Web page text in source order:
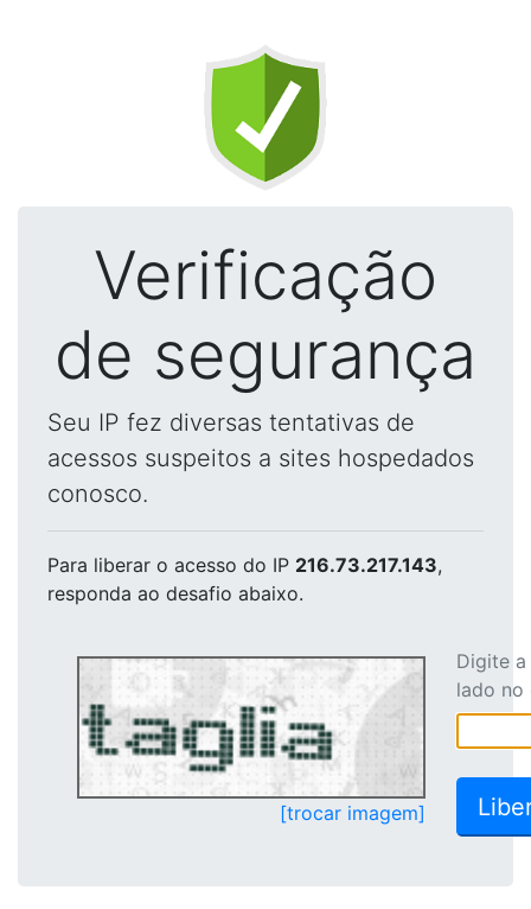
Verificação
de segurança
Seu IP fez diversas tentativas de
acessos suspeitos a sites hospedados
conosco.
Para liberar o acesso do IP 216.73.217.143,
responda ao desafio abaixo.
[trocar imagem]
Digite
lado no